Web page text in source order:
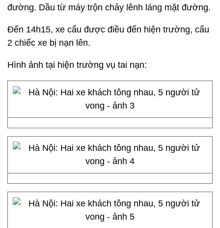
đường. Dầu từ máy trộn chảy lênh láng mặt đường.
Đến 14h15, xe cẩu được điều đến hiện trường, cẩu
2 chiếc xe bị nạn lên.
Hình ảnh tại hiện trường vụ tai nạn: